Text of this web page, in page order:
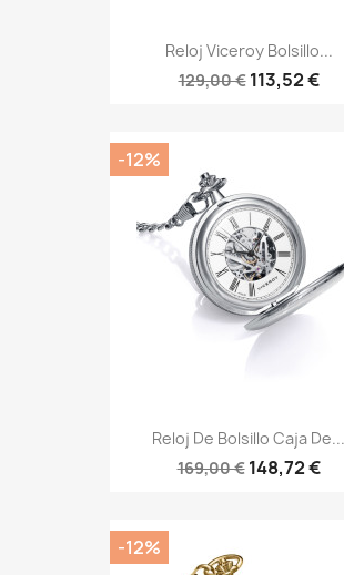
Reloj Viceroy Bolsillo...
129,00 € 113,52 €
Reloj De Bolsillo Caja De...
169,00 € 148,72 €
-12%
-12%